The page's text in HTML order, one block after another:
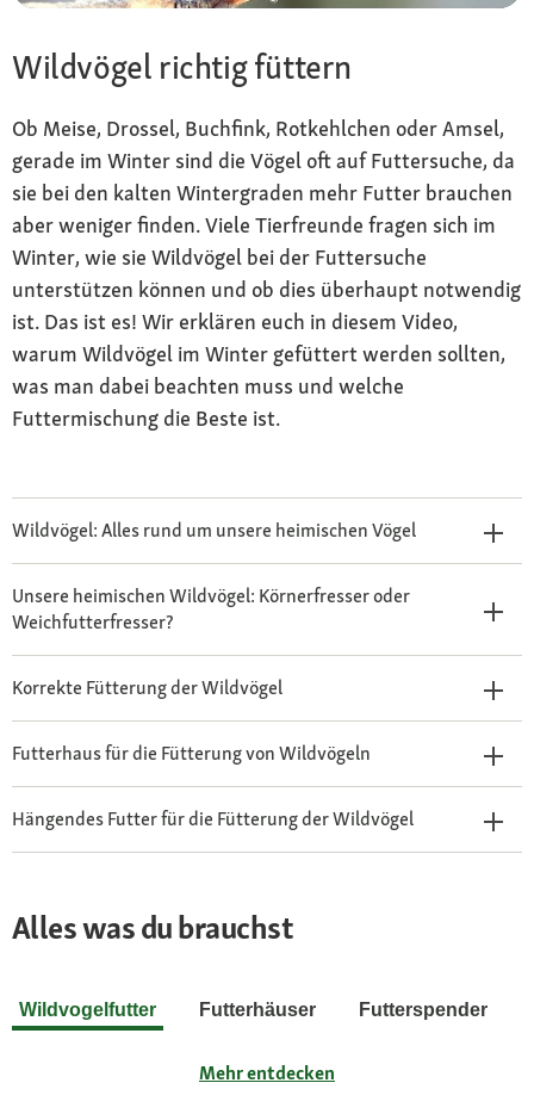
Wildvögel richtig füttern
Ob Meise, Drossel, Buchfink, Rotkehlchen oder Amsel,
gerade im Winter sind die Vögel oft auf Futtersuche, da
sie bei den kalten Wintergraden mehr Futter brauchen
aber weniger finden. Viele Tierfreunde fragen sich im
Winter, wie sie Wildvögel bei der Futtersuche
unterstützen können und ob dies überhaupt notwendig
ist. Das ist es! Wir erklären euch in diesem Video,
warum Wildvögel im Winter gefüttert werden sollten,
was man dabei beachten muss und welche
Futtermischung die Beste ist.
Wildvögel: Alles rund um unsere heimischen Vögel
Unsere heimischen Wildvögel: Körnerfresser oder
Weichfutterfresser?
Korrekte Fütterung der Wildvögel
Futterhaus für die Fütterung von Wildvögeln
Hängendes Futter für die Fütterung der Wildvögel
Alles was du brauchst
Wildvogelfutter Futterhäuser Futterspender
Mehr entdecken